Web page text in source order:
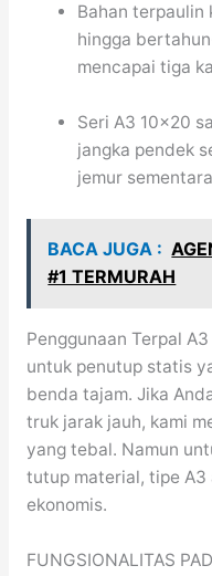
Bahan terpaulin
hingga
mencapai tiga
Seri A3 10×20
jangka pendek
jemur
BACA JUGA :
#1 TERMURAH
Penggunaan Terpal
untuk penutup statis
benda tajam. Jika
truk jarak jauh, kami
yang tebal. Namun
tutup material, tipe A3
ekonomis.
FUNGSIONALITAS